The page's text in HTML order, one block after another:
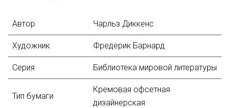
Автор Чарльз Диккенс
Художник Фредерик Барнард
Серия Библиотека мировой литературы
Тип бумаги
Кремовая офсетная
дизайнерская